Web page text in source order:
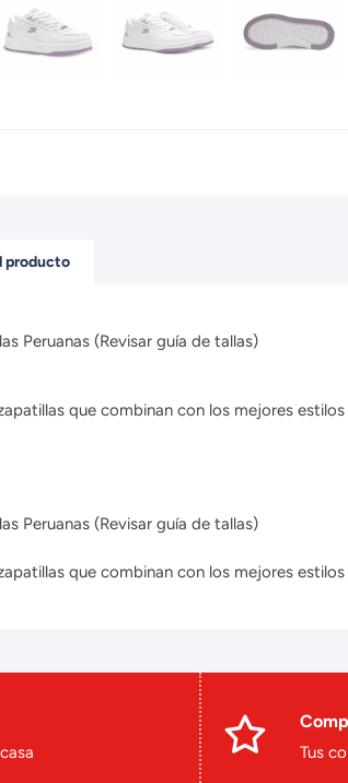
producto
Peruanas (Revisar guía de tallas)
que combinan con los mejores
Peruanas (Revisar guía de tallas)
que combinan con los mejores
Tus